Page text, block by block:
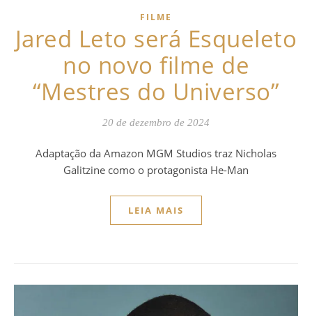
FILME
Jared Leto será Esqueleto
no novo filme de
“Mestres do Universo”
20 de dezembro de 2024
Adaptação da Amazon MGM Studios traz Nicholas
Galitzine como o protagonista He-Man
LEIA MAIS